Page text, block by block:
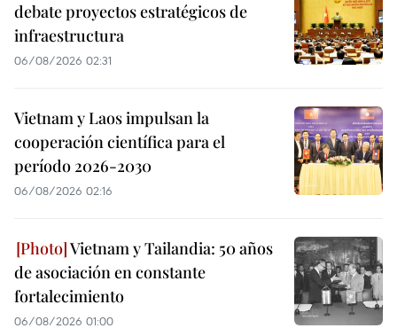
debate proyectos estratégicos de
infraestructura
06/08/2026 02:31
Vietnam y Laos impulsan la
cooperación científica para el
período 2026-2030
06/08/2026 02:16
Vietnam y Tailandia: 50 años
de asociación en constante
fortalecimiento
06/08/2026 01:00